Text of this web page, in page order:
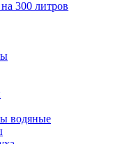
300 литров
водяные